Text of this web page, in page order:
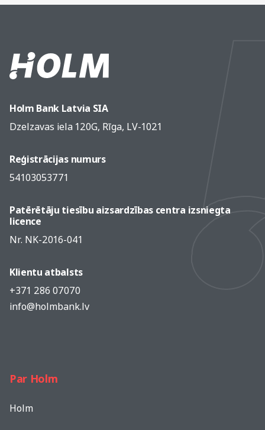
Holm Bank Latvia SIA
Dzelzavas iela 120G, Rīga, LV-1021
Reģistrācijas numurs
54103053771
Patērētāju tiesību aizsardzības centra izsniegta
licence
Nr. NK-2016-041
Klientu atbalsts
+371 286 07070
info@holmbank.lv
Par Holm
Holm